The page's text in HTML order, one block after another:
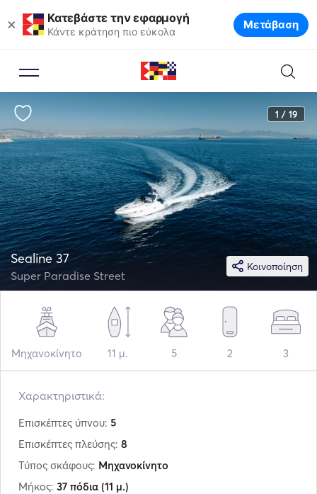
× Κατεβάστε την εφαρμογή
Κάντε κράτηση πιο εύκολα Μετάβαση
1 / 19
Κοινοποίηση
Sealine 37
Super Paradise Street
Μηχανοκίνητο 11 μ. 5 2 3
Χαρακτηριστικά:
Επισκέπτες ύπνου: 5
Επισκέπτες πλεύσης: 8
Τύπος σκάφους: Μηχανοκίνητο
Μήκος: 37 πόδια (11 μ.)